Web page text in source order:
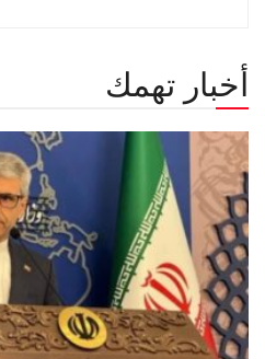
أخبار تهمك